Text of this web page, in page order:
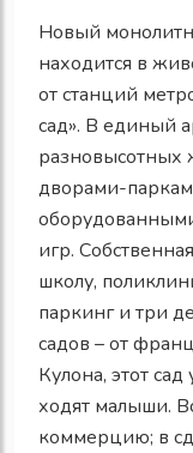
Новый
находится в
от станций
сад». В единый
разновысотных
дворами-
игр.
школу,
паркинг и три
садов – от
Кулона, этот
ходят малыши.
коммерцию; в